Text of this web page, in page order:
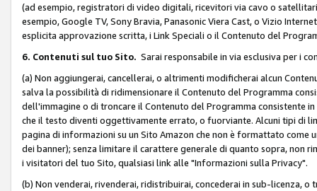
(ad esempio, registratori di video digitali, ricevitori via cavo o
esempio, Google TV, Sony Bravia, Panasonic Viera Cast, o Vizio
esplicita approvazione scritta, i Link Speciali o il Contenuto del
6. Contenuti sul tuo Sito. Sarai responsabile in via esclusiva per i
(a) Non aggiungerai, cancellerai, o altrimenti modificherai alcun
salva la possibilità di ridimensionare il Contenuto del Programma
dell'immagine o di troncare il Contenuto del Programma consistente
che il testo diventi oggettivamente errato, o fuorviante. Alcuni tipi di
pagina di informazioni su un Sito Amazon che non è formattato
dei banner); senza limitare il carattere generale di quanto sopra, non
i visitatori del tuo Sito, qualsiasi link alle "Informazioni sulla Privacy".
(b) Non venderai, rivenderai, ridistribuirai, concederai in sub-licenza,